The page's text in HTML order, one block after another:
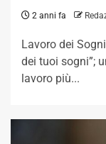
2 anni fa
Lavoro dei
dei tuoi sogni”;
lavoro più...